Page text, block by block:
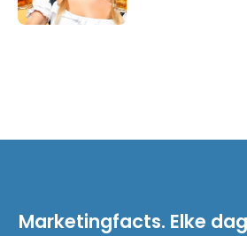
Marketingfacts. Elke